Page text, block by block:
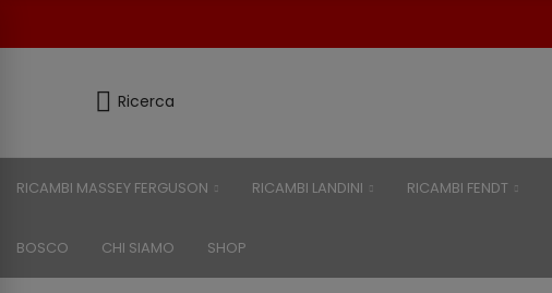
Ricerca
RICAMBI MASSEY FERGUSON RICAMBI LANDINI RICAMBI FENDT
BOSCO CHI SIAMO SHOP